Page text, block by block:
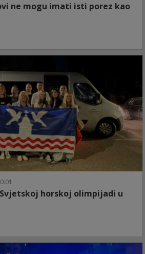
ne mogu imati isti porez kao
horskoj olimpijadi u